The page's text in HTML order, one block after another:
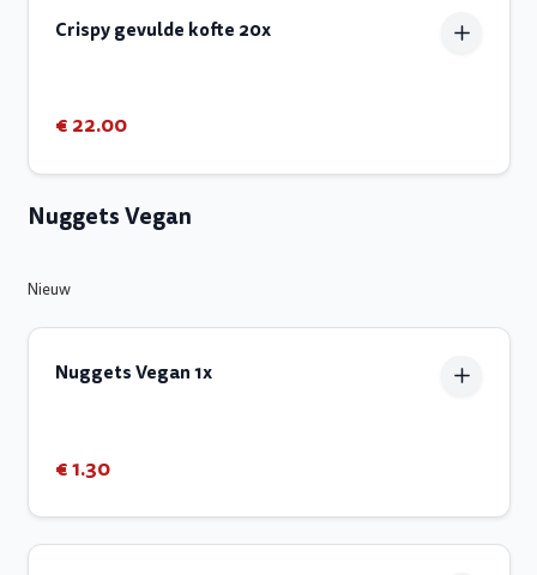
Crispy gevulde kofte 20x
€ 22.00
Nuggets Vegan
Nieuw
Nuggets Vegan 1x
€ 1.30